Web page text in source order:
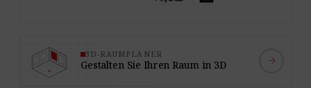
3D-RAUMPLANER
Gestalten Sie Ihren Raum in 3D arrow_forward